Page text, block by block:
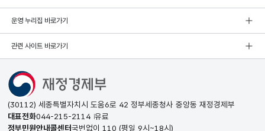
운영 누리집 바로가기
관련 사이트 바로가기
(30112) 세종특별자치시 도움6로 42 정부세종청사 중앙동 재정경제부
대표전화044-215-2114 유료
정부민원안내콜센터국번없이 110 (평일 9시~18시)